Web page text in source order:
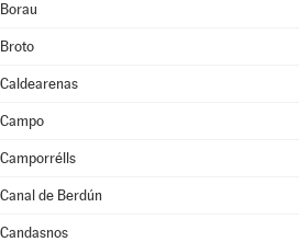
Borau
Broto
Caldearenas
Campo
Camporrélls
Canal de Berdún
Candasnos